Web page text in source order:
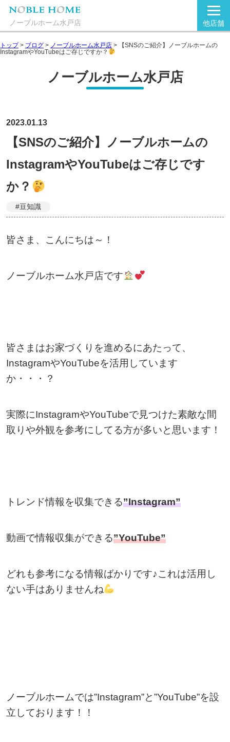
ノーブルホーム水戸店 他店舗
トップ> ブログ > ノーブルホーム水戸店 >
【SNSのご紹介】ノーブルホームの
InstagramやYouTubeはご存じですか？
ノーブルホーム水戸店
2023.01.13
【SNSのご紹介】ノーブルホームの
InstagramやYouTubeはご存じです
か？
#豆知識
皆さま、こんにちは～！
ノーブルホーム水戸店です
皆さまはお家づくりを進めるにあたって、
InstagramやYouTubeを活用しています
か・・・？
実際にInstagramやYouTubeで見つけた素敵な間
取りや外観を参考にしてる方が多いと思います！
トレンド情報を収集できる”Instagram”
動画で情報収集ができる”YouTube”
どれも参考になる情報ばかりです♪これは活用し
ない手はありませんね
ノーブルホームでは”Instagram”と”YouTube”を設
立しております！！